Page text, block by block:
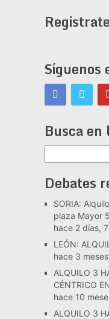
Síguenos
Busca en
Debates
SORIA:
plaza Mayor
hace 2 días,
LEÓN:
hace 3 meses
ALQUILO 3
CÉNTRICO
hace 10
ALQUILO 3